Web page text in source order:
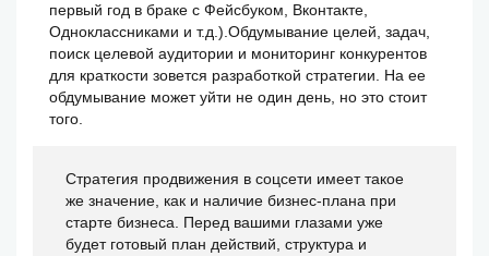
первый год в браке с Фейсбуком, Вконтакте,
Одноклассниками и т.д.).Обдумывание целей, задач,
поиск целевой аудитории и мониторинг конкурентов
для краткости зовется разработкой стратегии. На ее
обдумывание может уйти не один день, но это стоит
того.
Стратегия продвижения в соцсети имеет такое
же значение, как и наличие бизнес-плана при
старте бизнеса. Перед вашими глазами уже
будет готовый план действий, структура и